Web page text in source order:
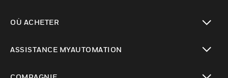
OÙ ACHETER
ASSISTANCE MYAUTOMATION